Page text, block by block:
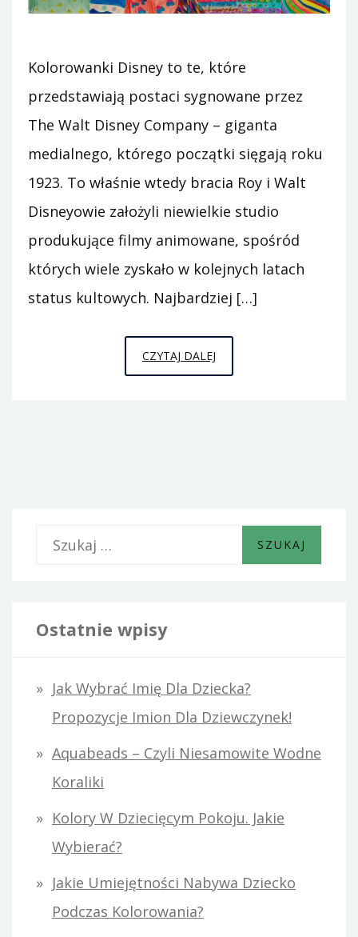
Kolorowanki Disney to te, które
przedstawiają postaci sygnowane przez
The Walt Disney Company – giganta
medialnego, którego początki sięgają roku
1923. To właśnie wtedy bracia Roy i Walt
Disneyowie założyli niewielkie studio
produkujące filmy animowane, spośród
których wiele zyskało w kolejnych latach
status kultowych. Najbardziej […]
CZYTAJ DALEJ
DISNEY
k
j
Ostatnie wpisy
Jak Wybrać Imię Dla Dziecka?
Propozycje Imion Dla Dziewczynek!
Aquabeads – Czyli Niesamowite Wodne
Koraliki
Kolory W Dziecięcym Pokoju. Jakie
Wybierać?
Jakie Umiejętności Nabywa Dziecko
Podczas Kolorowania?